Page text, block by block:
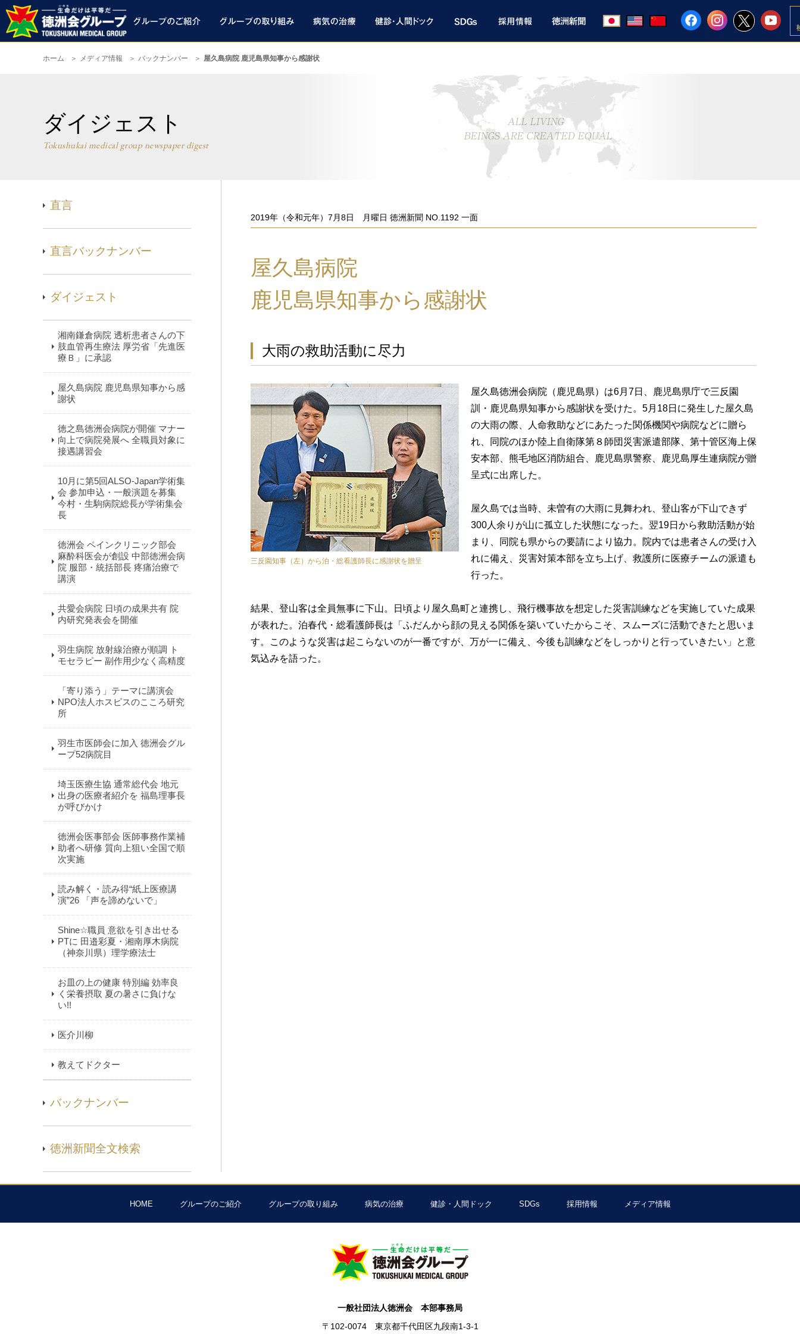
ホーム メディア情報 バックナンバー 屋久島病院 鹿児島県知事から感謝状
ダイジェスト
Tokushukai medical group newspaper digest
直言
直言バックナンバー
ダイジェスト
湘南鎌倉病院 透析患者さんの下
肢血管再生療法 厚労省「先進医
療Ｂ」に承認
屋久島病院 鹿児島県知事から感
謝状
徳之島徳洲会病院が開催 マナー
向上で病院発展へ 全職員対象に
接遇講習会
10月に第5回ALSO-Japan学術集
会 参加申込・一般演題を募集
今村・生駒病院総長が学術集会
長
徳洲会 ペインクリニック部会
麻酔科医会が創設 中部徳洲会病
院 服部・統括部長 疼痛治療で
講演
共愛会病院 日頃の成果共有 院
内研究発表会を開催
羽生病院 放射線治療が順調 ト
モセラピー 副作用少なく高精度
「寄り添う」テーマに講演会
NPO法人ホスピスのこころ研究
所
羽生市医師会に加入 徳洲会グル
ープ52病院目
埼玉医療生協 通常総代会 地元
出身の医療者紹介を 福島理事長
が呼びかけ
徳洲会医事部会 医師事務作業補
助者へ研修 質向上狙い全国で順
次実施
読み解く・読み得“紙上医療講
演”26 「声を諦めないで」
Shine☆職員 意欲を引き出せる
PTに 田邉彩夏・湘南厚木病院
（神奈川県）理学療法士
お皿の上の健康 特別編 効率良
く栄養摂取 夏の暑さに負けな
い!!
医介川柳
教えてドクター
バックナンバー
徳洲新聞全文検索
2019年（令和元年）7月8日 月曜日 徳洲新聞 NO.1192 一面
屋久島病院
鹿児島県知事から感謝状
大雨の救助活動に尽力
三反園知事（左）から泊・総看護師長に感謝状を贈呈
屋久島徳洲会病院（鹿児島県）は6月7日、鹿児島県庁で三反園
訓・鹿児島県知事から感謝状を受けた。5月18日に発生した屋久島
の大雨の際、人命救助などにあたった関係機関や病院などに贈ら
れ、同院のほか陸上自衛隊第８師団災害派遣部隊、第十管区海上保
安本部、熊毛地区消防組合、鹿児島県警察、鹿児島厚生連病院が贈
呈式に出席した。
屋久島では当時、未曽有の大雨に見舞われ、登山客が下山できず
300人余りが山に孤立した状態になった。翌19日から救助活動が始
まり、同院も県からの要請により協力。院内では患者さんの受け入
れに備え、災害対策本部を立ち上げ、救護所に医療チームの派遣も
行った。
結果、登山客は全員無事に下山。日頃より屋久島町と連携し、飛行機事故を想定した災害訓練などを実施していた成果
が表れた。泊春代・総看護師長は「ふだんから顔の見える関係を築いていたからこそ、スムーズに活動できたと思いま
す。このような災害は起こらないのが一番ですが、万が一に備え、今後も訓練などをしっかりと行っていきたい」と意
気込みを語った。
HOME グループのご紹介 グループの取り組み 病気の治療 健診・人間ドック SDGs 採用情報 メディア情報
一般社団法人徳洲会 本部事務局
〒102-0074 東京都千代田区九段南1-3-1